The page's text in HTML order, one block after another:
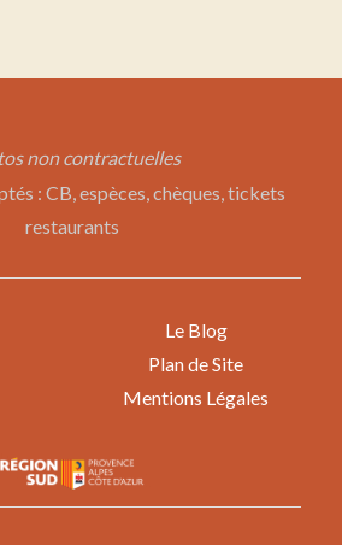
non contractuelles
: CB, espèces, chèques, tickets
restaurants
Le Blog
Plan de Site
Mentions Légales